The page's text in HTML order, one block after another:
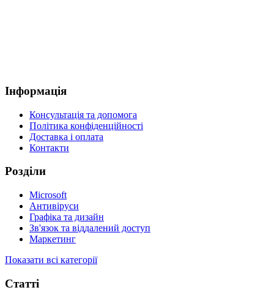
Інформація
Консультація та допомога
Політика конфіденційності
Доставка і оплата
Контакти
Розділи
Microsoft
Антивіруси
Графіка та дизайн
Зв'язок та віддалений доступ
Маркетинг
Показати всі категорії
Статті